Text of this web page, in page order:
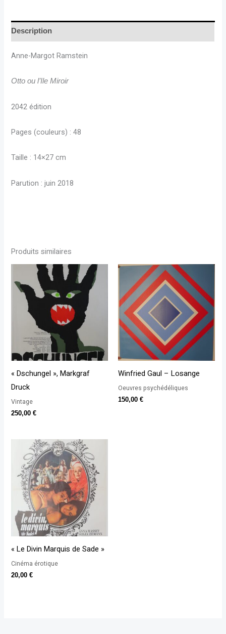
Description
Anne-Margot Ramstein
Otto ou l’Ile Miroir
2042 édition
Pages (couleurs) : 48
Taille : 14×27 cm
Parution : juin 2018
Produits similaires
« Dschungel », Markgraf
Druck
Vintage
250,00€
Winfried Gaul – Losange
Oeuvres psychédéliques
150,00 €
« Le Divin Marquis de Sade »
Cinéma érotique
20,00€